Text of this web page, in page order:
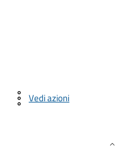
Vedi azioni